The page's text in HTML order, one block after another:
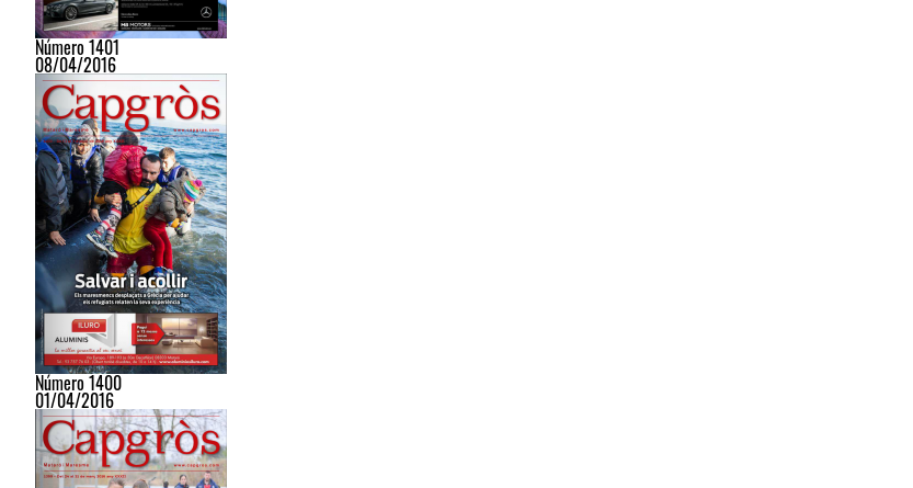
Número 1401
08/04/2016
Número 1400
01/04/2016